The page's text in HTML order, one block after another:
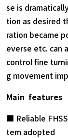
se is
tion as desired
ration became
everse etc. can
control fine
g movement
Main features
■ Reliable
tem adopted